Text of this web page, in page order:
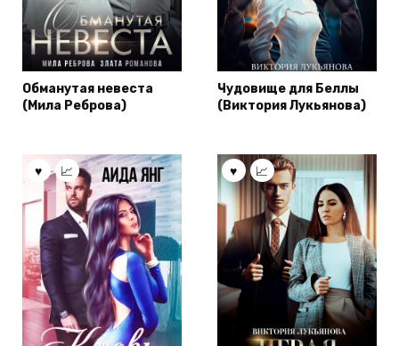
Обманутая невеста
(Мила Реброва)
Чудовище для Беллы
(Виктория Лукьянова)